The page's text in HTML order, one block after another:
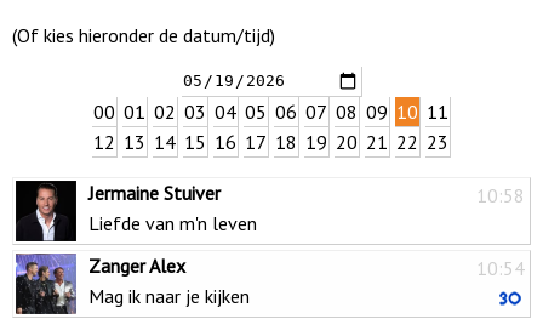
(Of kies hieronder de datum/tijd)
00 01 02 03 04 05 06 07 08 09 10 11
12 13 14 15 16 17 18 19 20 21 22 23
10:58
Jermaine Stuiver
Liefde van m'n leven
10:54
Zanger Alex
Mag ik naar je kijken